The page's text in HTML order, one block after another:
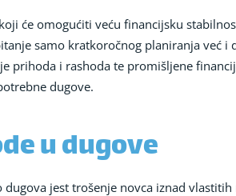
će omogućiti veću financijsku
samo kratkoročnog planiranja već i
prihoda i rashoda te promišljene
dugove.
u dugove
jest trošenje novca iznad